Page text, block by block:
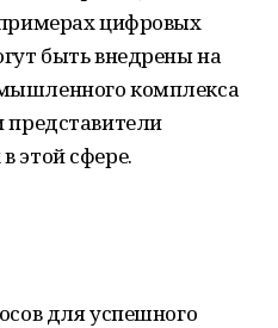
цифровых
быть внедрены на
комплекса
представители
этой сфере.
для успешного